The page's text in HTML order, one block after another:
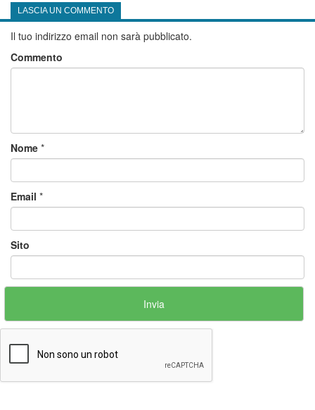
LASCIA UN COMMENTO
Il tuo indirizzo email non sarà pubblicato.
Commento
Nome *
Email *
Sito